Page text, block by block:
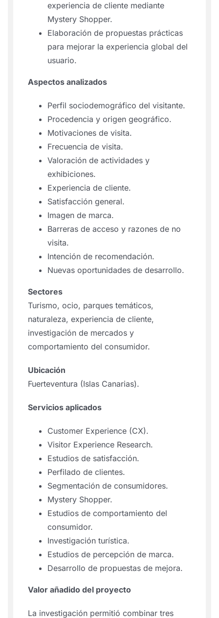
experiencia de cliente mediante
Mystery Shopper.
Elaboración de propuestas prácticas
para mejorar la experiencia global del
usuario.
Aspectos analizados
Perfil sociodemográfico del visitante.
Procedencia y origen geográfico.
Motivaciones de visita.
Frecuencia de visita.
Valoración de actividades y
exhibiciones.
Experiencia de cliente.
Satisfacción general.
Imagen de marca.
Barreras de acceso y razones de no
visita.
Intención de recomendación.
Nuevas oportunidades de desarrollo.
Sectores
Turismo, ocio, parques temáticos,
naturaleza, experiencia de cliente,
investigación de mercados y
comportamiento del consumidor.
Ubicación
Fuerteventura (Islas Canarias).
Servicios aplicados
Customer Experience (CX).
Visitor Experience Research.
Estudios de satisfacción.
Perfilado de clientes.
Segmentación de consumidores.
Mystery Shopper.
Estudios de comportamiento del
consumidor.
Investigación turística.
Estudios de percepción de marca.
Desarrollo de propuestas de mejora.
Valor añadido del proyecto
La investigación permitió combinar tres